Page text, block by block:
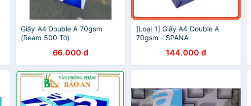
Giấy A4 Double A 70gsm
(Ream 500 Tờ)
66.000 đ
[Loại 1] Giấy A4 Double A
70gsm - SPANA
144.000 đ